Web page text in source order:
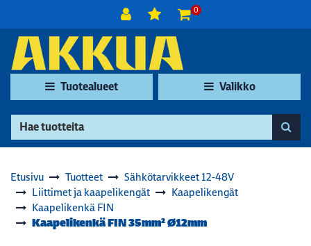
0
Tuotealueet Valikko
Etusivu Tuotteet
Sähkötarvikkeet 12-48V
Liittimet ja kaapelikengät
Kaapelikengät
Kaapelikenkä FIN
Kaapelikenkä FIN 35mm² Ø12mm